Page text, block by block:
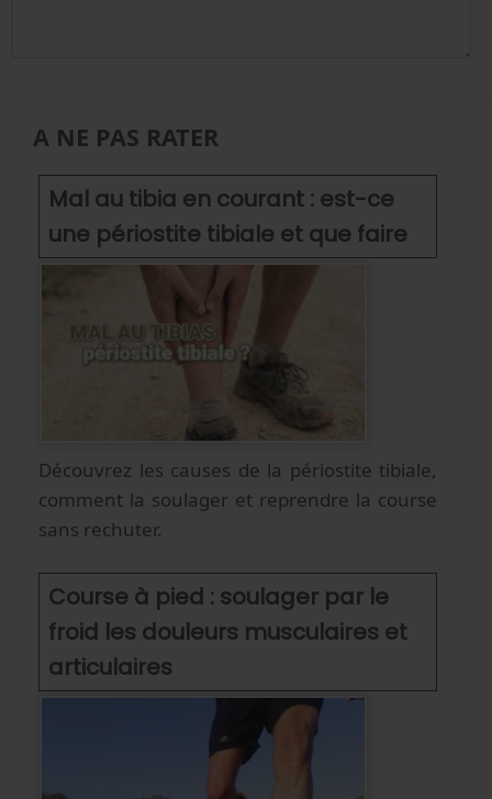
A NE PAS RATER
Mal au tibia en courant : est-ce
une périostite tibiale et que faire
Découvrez les causes de la périostite tibiale,
comment la soulager et reprendre la course
sans rechuter.
Course à pied : soulager par le
froid les douleurs musculaires et
articulaires